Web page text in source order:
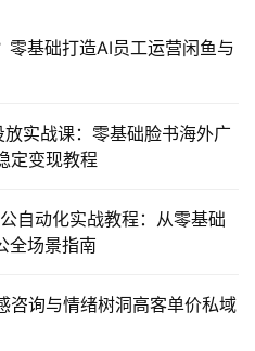
零基础打造AI员工运营闲鱼与
实战课：零基础脸书海外广
定变现教程
自动化实战教程：从零基础
全场景指南
咨询与情绪树洞高客单价私域